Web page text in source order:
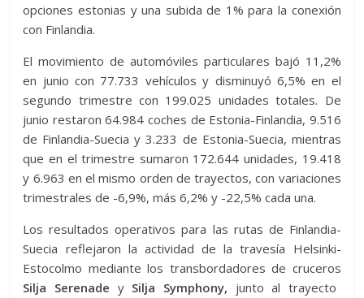
opciones estonias y una subida de 1% para la conexión
con Finlandia.
El movimiento de automóviles particulares bajó 11,2%
en junio con 77.733 vehículos y disminuyó 6,5% en el
segundo trimestre con 199.025 unidades totales. De
junio restaron 64.984 coches de Estonia-Finlandia, 9.516
de Finlandia-Suecia y 3.233 de Estonia-Suecia, mientras
que en el trimestre sumaron 172.644 unidades, 19.418
y 6.963 en el mismo orden de trayectos, con variaciones
trimestrales de -6,9%, más 6,2% y -22,5% cada una.
Los resultados operativos para las rutas de Finlandia-
Suecia reflejaron la actividad de la travesía Helsinki-
Estocolmo mediante los transbordadores de cruceros
Silja Serenade ySilja Symphony, junto al trayecto